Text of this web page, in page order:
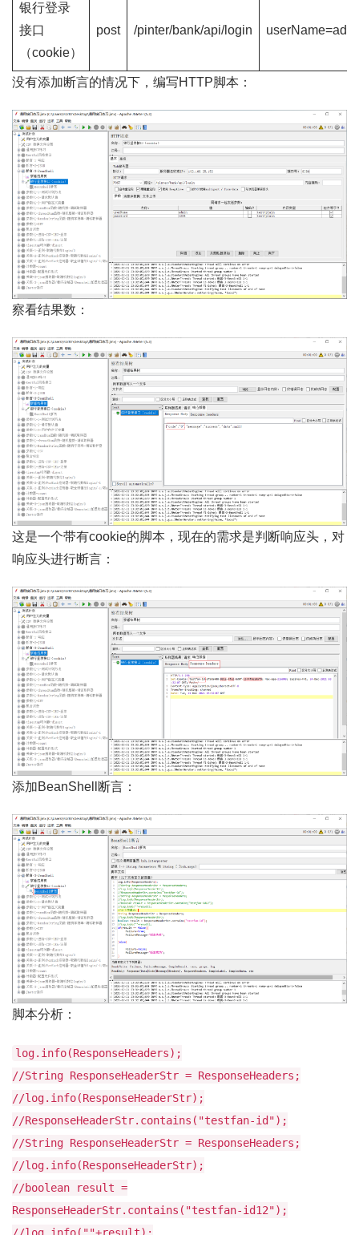
银行登录
接口
（cookie）
post /pinter/bank/api/login
没有添加断言的情况下，编写HTTP脚本：
察看结果数：
这是一个带有cookie的脚本，现在的需求是判断响应头，对
响应头进行断言：
添加BeanShell断言：
脚本分析：
log.info(ResponseHeaders);
//String ResponseHeaderStr = ResponseHeaders;
//log.info(ResponseHeaderStr);
//ResponseHeaderStr.contains("testfan-id");
//String ResponseHeaderStr = ResponseHeaders;
//log.info(ResponseHeaderStr);
//boolean result =
ResponseHeaderStr.contains("testfan-id12");
//log.info(""+result);